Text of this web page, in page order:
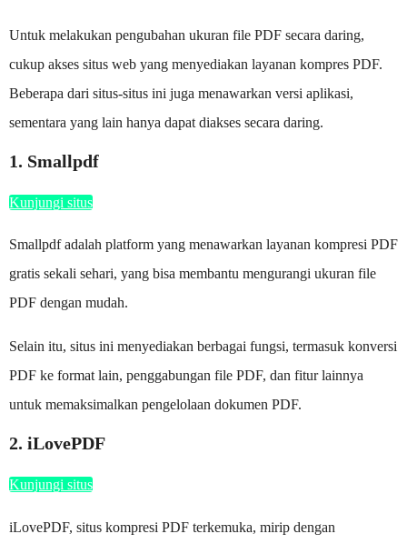
Untuk melakukan pengubahan ukuran file PDF secara daring,
cukup akses situs web yang menyediakan layanan kompres PDF.
Beberapa dari situs-situs ini juga menawarkan versi aplikasi,
sementara yang lain hanya dapat diakses secara daring.
1. Smallpdf
Kunjungi situs
Smallpdf adalah platform yang menawarkan layanan kompresi PDF
gratis sekali sehari, yang bisa membantu mengurangi ukuran file
PDF dengan mudah.
Selain itu, situs ini menyediakan berbagai fungsi, termasuk konversi
PDF ke format lain, penggabungan file PDF, dan fitur lainnya
untuk memaksimalkan pengelolaan dokumen PDF.
2. iLovePDF
Kunjungi situs
iLovePDF, situs kompresi PDF terkemuka, mirip dengan